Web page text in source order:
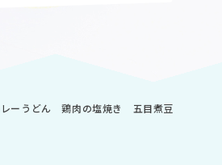
ーうどん 鶏肉の塩焼き 五目煮豆